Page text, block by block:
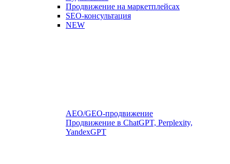
Продвижение на маркетплейсах
SEO-консультация
NEW
AEO/GEO-продвижение
Продвижение в ChatGPT, Perplexity,
YandexGPT